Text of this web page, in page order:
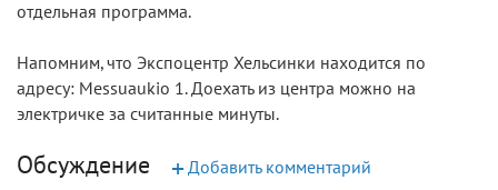
отдельная программа.
Напомним, что Экспоцентр Хельсинки находится по
адресу: Messuaukio 1. Доехать из центра можно на
электричке за считанные минуты.
Обсуждение +Добавить комментарий